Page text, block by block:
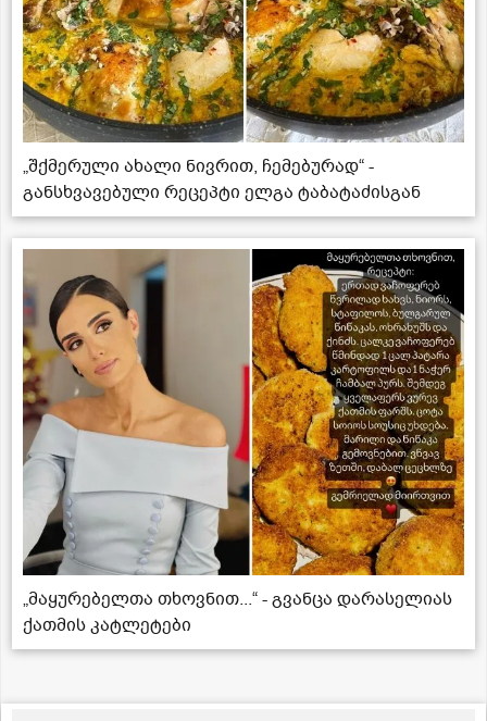
„შქმერული ახალი ნივრით, ჩემებურად“ -
განსხვავებული რეცეპტი ელგა ტაბატაძისგან
„მაყურებელთა თხოვნით...“ - გვანცა დარასელიას
ქათმის კატლეტები